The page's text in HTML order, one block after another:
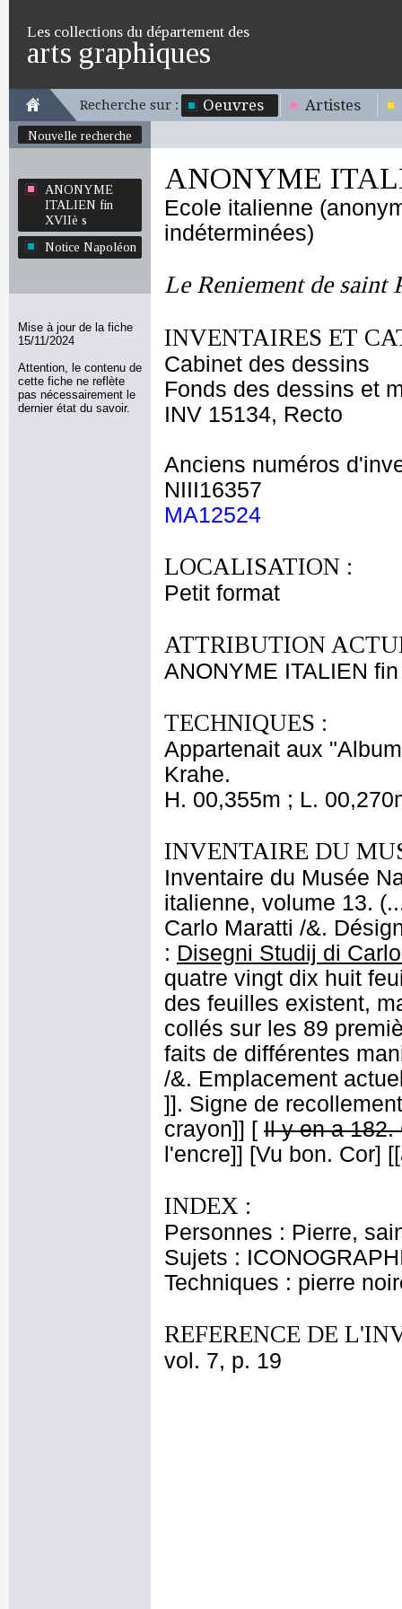
Les collections du département des
arts graphiques
Recherche sur : Oeuvres Artistes
Nouvelle recherche
ANONYME
ITALIEN fin
XVIIè s
Notice Napoléon
Mise à jour de la fiche
15/11/2024
Attention, le contenu de
cette fiche ne reflète
pas nécessairement le
dernier état du savoir.
ANONYME
Ecole italienne
indéterminées)
Le Reniement de saint
INVENTAIRES ET
Cabinet des dessins
Fonds des dessins et
INV 15134, Recto
Anciens numéros
NIII16357
MA12524
LOCALISATION :
Petit format
ATTRIBUTION
ANONYME ITALIEN
TECHNIQUES :
Appartenait aux
Krahe.
H. 00,355m ; L.
INVENTAIRE DU
Inventaire du Musée
italienne, volume 13.
Carlo Maratti /&.
: Disegni Studij di
quatre vingt dix huit
des feuilles existent,
collés sur les 89
faits de différentes
/&. Emplacement
]]. Signe de
crayon]] [ Il y en a 182.
l'encre]] [Vu bon. Cor]
INDEX :
Personnes : Pierre,
Sujets :
Techniques : pierre
REFERENCE DE
vol. 7, p. 19